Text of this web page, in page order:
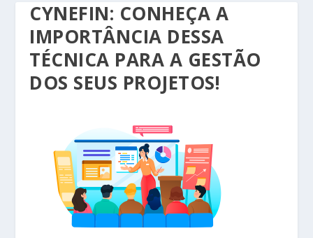
CYNEFIN: CONHEÇA A
IMPORTÂNCIA DESSA
TÉCNICA PARA A GESTÃO
DOS SEUS PROJETOS!